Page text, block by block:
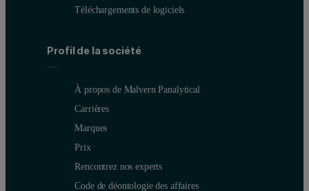
Téléchargements de logiciels
Profil de la société
À propos de Malvern Panalytical
Carrières
Marques
Prix
Rencontrez nos experts
Code de déontologie des affaires